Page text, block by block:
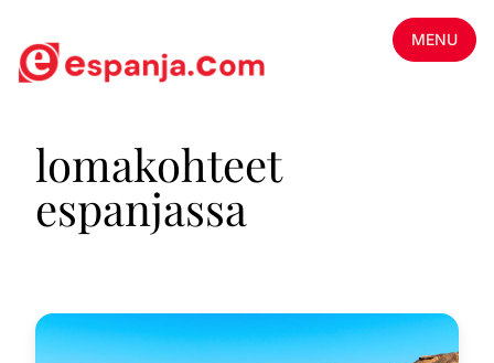
MENU
lomakohteet
espanjassa